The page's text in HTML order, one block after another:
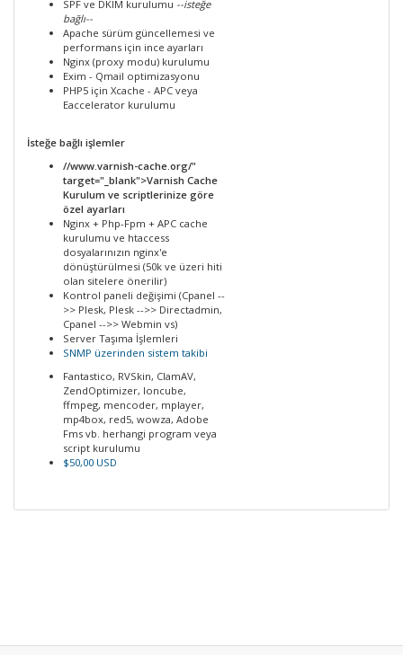
SPF ve DKIM kurulumu --isteğe
bağlı--
Apache sürüm güncellemesi ve
performans için ince ayarları
Nginx (proxy modu) kurulumu
Exim - Qmail optimizasyonu
PHP5 için Xcache - APC veya
Eaccelerator kurulumu
İsteğe bağlı işlemler
//www.varnish-cache.org/"
target="_blank">Varnish Cache
Kurulum ve scriptlerinize göre
özel ayarları
Nginx + Php-Fpm + APC cache
kurulumu ve htaccess
dosyalarınızın nginx'e
dönüştürülmesi (50k ve üzeri hiti
olan sitelere önerilir)
Kontrol paneli değişimi (Cpanel --
>> Plesk, Plesk -->> Directadmin,
Cpanel -->> Webmin vs)
Server Taşıma İşlemleri
SNMP üzerinden sistem takibi
Fantastico, RVSkin, ClamAV,
ZendOptimizer, Ioncube,
ffmpeg, mencoder, mplayer,
mp4box, red5, wowza, Adobe
Fms vb. herhangi program veya
script kurulumu
$50,00 USD